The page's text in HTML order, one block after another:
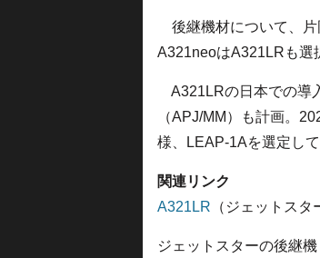
後継機材について、片
A321neoはA321LRも選
A321LRの日本での導
（APJ/MM）も計画。
様、LEAP-1Aを選定して
関連リンク
A321LR （ジェットスタ
ジェットスターの後継機